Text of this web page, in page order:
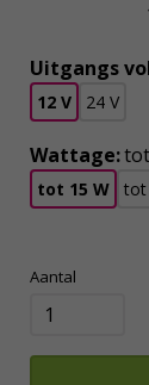
Uitgangs
12 V 24 V
Wattage:
tot 15 W tot
Aantal